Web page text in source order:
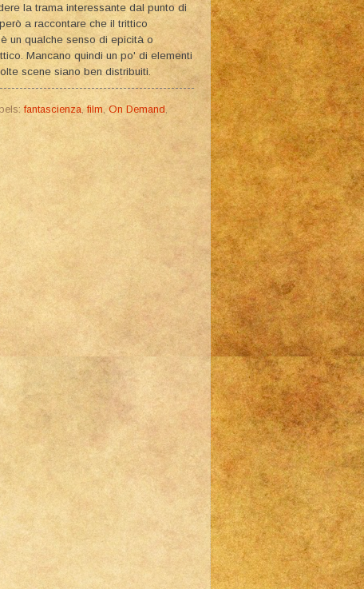
la trama interessante dal punto di
a raccontare che il trittico
un qualche senso di epicità o
Mancano quindi un po' di elementi
scene siano ben distribuiti.
fantascienza,film ,On Demand